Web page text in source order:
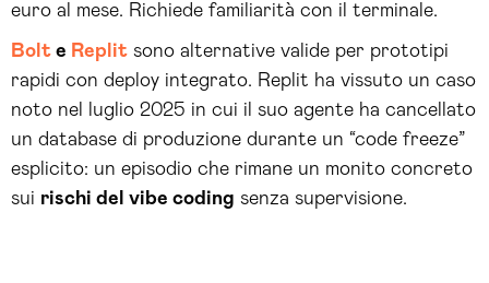
euro al mese. Richiede familiarità con il terminale.
Bolt e Replit sono alternative valide per prototipi
rapidi con deploy integrato. Replit ha vissuto un caso
noto nel luglio 2025 in cui il suo agente ha cancellato
un database di produzione durante un “code freeze”
esplicito: un episodio che rimane un monito concreto
sui rischi del vibe coding senza supervisione.